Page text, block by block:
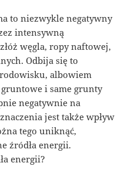
to niezwykle negatywny
intensywną
węgla, ropy naftowej,
Odbija się to
albowiem
i same grunty
negatywnie na
jest także wpływ
tego uniknąć,
źródła energii.
energii?